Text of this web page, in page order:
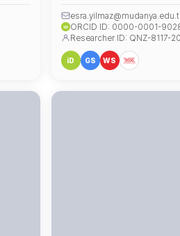
iD ORCID ID: 0000-0001-
Researcher ID: QNZ-8117-
iD GS WS